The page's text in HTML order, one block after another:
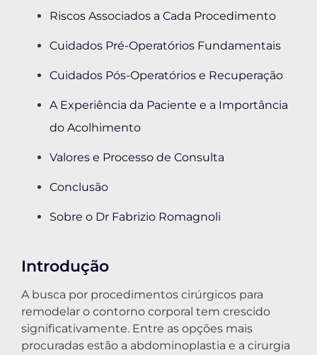
Riscos Associados a Cada Procedimento
Cuidados Pré-Operatórios Fundamentais
Cuidados Pós-Operatórios e Recuperação
A Experiência da Paciente e a Importância
do Acolhimento
Valores e Processo de Consulta
Conclusão
Sobre o Dr Fabrizio Romagnoli
Introdução
A busca por procedimentos cirúrgicos para
remodelar o contorno corporal tem crescido
significativamente. Entre as opções mais
procuradas estão a abdominoplastia e a cirurgia